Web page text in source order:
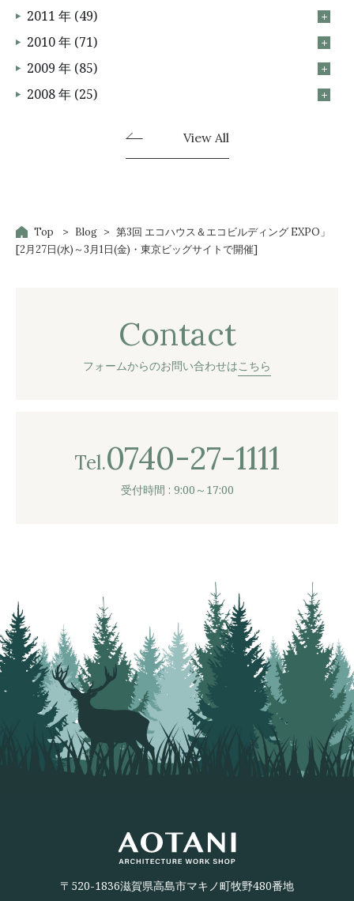
2011 年 (49)
2010 年 (71)
2009 年 (85)
2008 年 (25)
View All
Top Blog
第3回 エコハウス＆エコビルディング EXPO」
[2月27日(水)～3月1日(金)・東京ビッグサイトで開催]
Contact
フォームからのお問い合わせはこちら
Tel.0740-27-1111
受付時間 : 9:00～17:00
〒520-1836滋賀県高島市マキノ町牧野480番地